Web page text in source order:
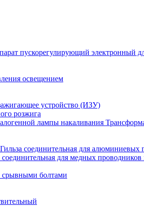
пускорегулирующий электронный
освещением
устройство (ИЗУ)
розжига
Гильза соединительная для алюминиевых
соединительная для медных проводников
срывными болтами